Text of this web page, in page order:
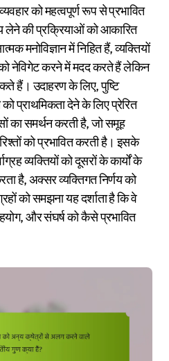
को महत्वपूर्ण रूप से प्रभावित
लेने की प्रक्रियाओं को आकारित
मनोविज्ञान में निहित हैं, व्यक्तियों
नेविगेट करने में मदद करते हैं लेकिन
हैं। उदाहरण के लिए, पुष्टि
को प्राथमिकता देने के लिए प्रेरित
का समर्थन करती है, जो समूह
को प्रभावित करती है। इसके
व्यक्तियों को दूसरों के कार्यों के
है, अक्सर व्यक्तिगत निर्णय को
को समझना यह दर्शाता है कि वे
और संघर्ष को कैसे प्रभावित